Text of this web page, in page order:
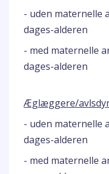
- uden maternelle
dages-alderen
- med maternelle
dages-alderen
Æglæggere/
- uden maternelle
dages-alderen
- med maternelle